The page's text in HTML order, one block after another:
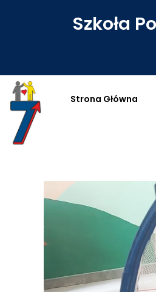
Szkoła
Strona Główna